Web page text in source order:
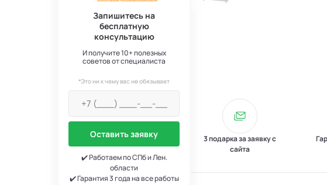
Запишитесь на
бесплатную
консультацию
И получите 10+ полезных
советов от специалиста
*Это ни к чему вас не обязывает
Оставить заявку
✔️ Работаем по СПб и Лен.
области
✔️ Гарантия 3 года на все работы
3 подарка за заявку с
сайта